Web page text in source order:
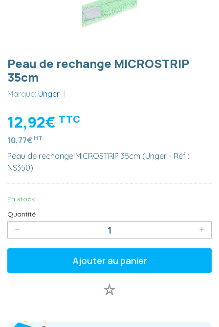
Peau de rechange MICROSTRIP
35cm
Marque: Unger
12,92€ TTC
10,77€ HT
Peau de rechange MICROSTRIP 35cm (Unger - Réf :
NS350)
En stock
Quantité
Ajouter au panier